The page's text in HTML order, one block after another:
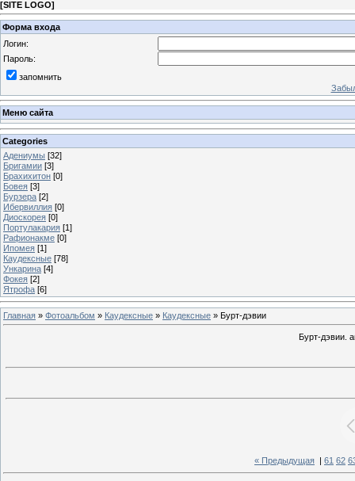
[SITE LOGO]
Форма входа
Логин:
Пароль:
запомнить
Меню сайта
Categories
Адениумы [32]
Бригамии [3]
Брахихитон [0]
Бовея [3]
Бурзера [2]
Ибервиллия [0]
Диоскорея [0]
Портулакария [1]
Рафионакме [0]
Ипомея [1]
Каудексные [78]
Ункарина [4]
Фокея [2]
Ятрофа [6]
Главная » Фотоальбом » Каудексные » Каудексные » Бурт-дэвии
Бурт-дэвии.
« Предыдущая 61 62